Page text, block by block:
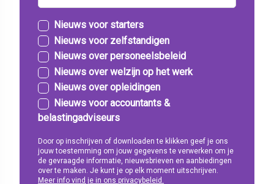
Nieuws voor starters
Nieuws voor zelfstandigen
Nieuws over personeelsbeleid
Nieuws over welzijn op het werk
Nieuws over opleidingen
Nieuws voor accountants &
belastingadviseurs
Door op inschrijven of downloaden te klikken geef je ons
jouw toestemming om jouw gegevens te verwerken om je
de gevraagde informatie, nieuwsbrieven en aanbiedingen
over te maken. Je kunt je op elk moment uitschrijven.
Meer info vind je in ons privacybeleid.